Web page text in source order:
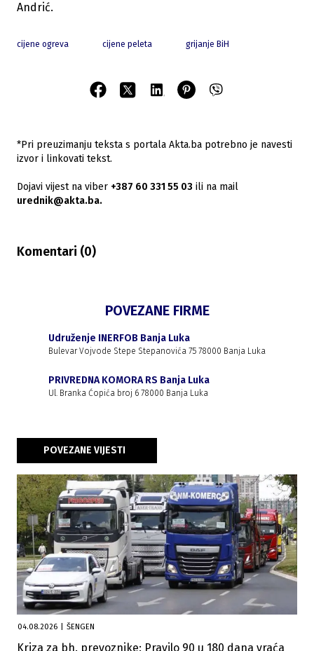
Andrić.
cijene ogreva cijene peleta grijanje BiH
*Pri preuzimanju teksta s portala Akta.ba potrebno je navesti
izvor i linkovati tekst.
Dojavi vijest na viber +387 60 331 55 03 ili na mail
urednik@akta.ba.
Komentari (0)
POVEZANE FIRME
Udruženje INERFOB Banja Luka
Bulevar Vojvode Stepe Stepanovića 75 78000 Banja Luka
PRIVREDNA KOMORA RS Banja Luka
Ul. Branka Ćopića broj 6 78000 Banja Luka
POVEZANE VIJESTI
04.08.2026 ŠENGEN
Kriza za bh. prevoznike: Pravilo 90 u 180 dana vraća